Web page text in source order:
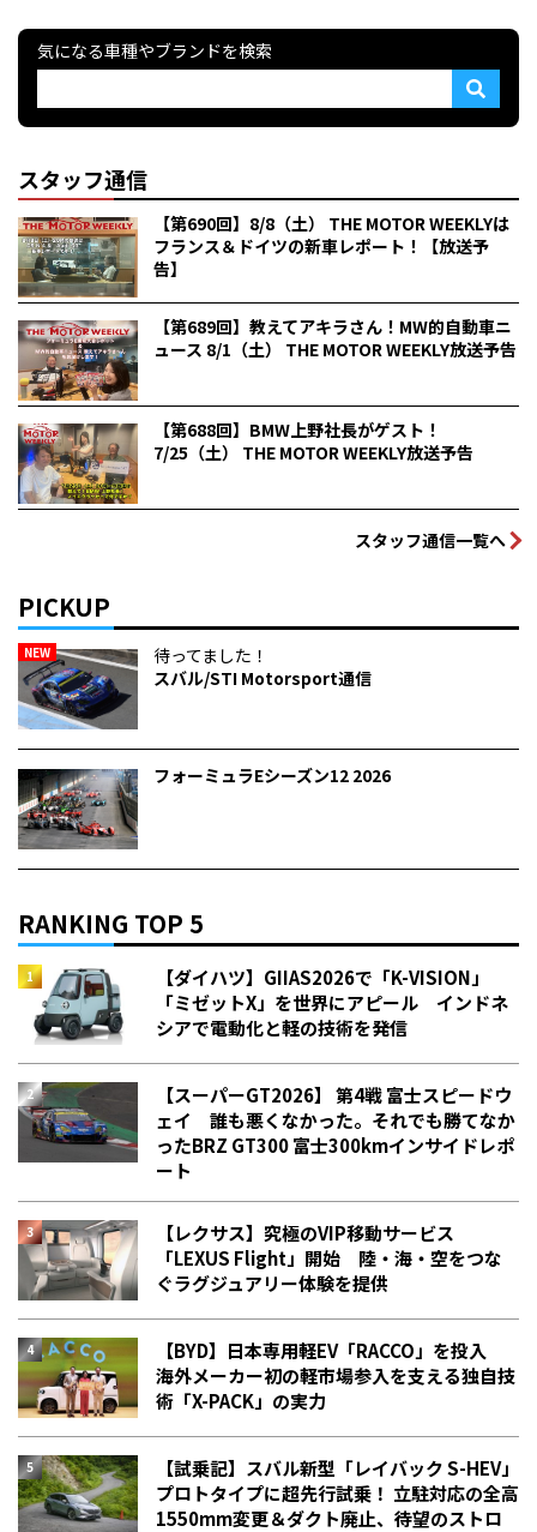
気になる車種やブランドを検索
スタッフ通信
【第690回】8/8（土） THE MOTOR WEEKLYは
フランス＆ドイツの新車レポート！【放送予
告】
【第689回】教えてアキラさん！MW的自動車ニ
ュース 8/1（土） THE MOTOR WEEKLY放送予告
【第688回】BMW上野社長がゲスト！
7/25（土） THE MOTOR WEEKLY放送予告
スタッフ通信一覧へ
PICKUP
NEW
待ってました！
スバル/STI Motorsport通信
フォーミュラEシーズン12 2026
RANKING TOP 5
【ダイハツ】GIIAS2026で「K-VISION」
「ミゼットX」を世界にアピール インドネ
シアで電動化と軽の技術を発信
【スーパーGT2026】 第4戦 富士スピードウ
ェイ 誰も悪くなかった。それでも勝てなか
った――BRZ GT300 富士300kmインサイドレポ
ート
【レクサス】究極のVIP移動サービス
「LEXUS Flight」開始 陸・海・空をつな
ぐラグジュアリー体験を提供
【BYD】日本専用軽EV「RACCO」を投入
海外メーカー初の軽市場参入を支える独自技
術「X-PACK」の実力
【試乗記】スバル新型「レイバック S-HEV」
プロトタイプに超先行試乗！ 立駐対応の全高
1550mm変更＆ダクト廃止、待望のストロ